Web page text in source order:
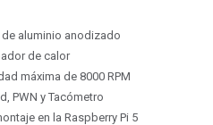
aluminio anodizado
de calor
máxima de 8000 RPM
PWN y Tacómetro
en la Raspberry Pi 5